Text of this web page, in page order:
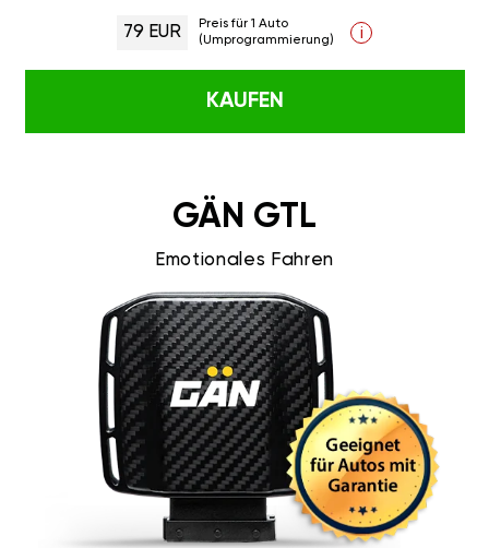
79 EUR
Preis für 1 Auto
(Umprogrammierung)
i
KAUFEN
GÄN GTL
Emotionales Fahren